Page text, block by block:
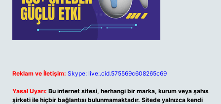
Reklam ve İletişim: Skype: live:.cid.575569c608265c69
Yasal Uyarı: Bu internet sitesi, herhangi bir marka, kurum veya şahıs
şirketi ile hiçbir bağlantısı bulunmamaktadır. Sitede yalnızca kendi